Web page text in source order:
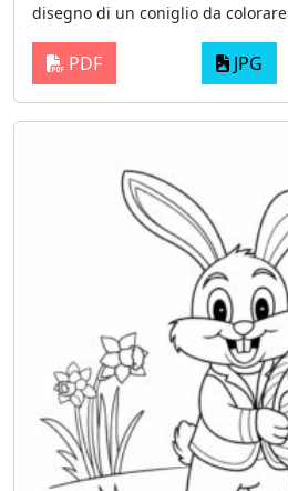
disegno di un coniglio da colorare
PDF JPG